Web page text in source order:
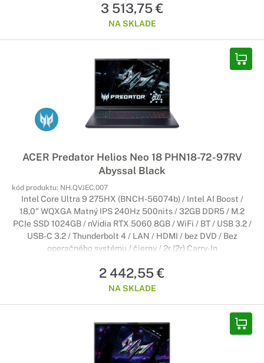
3 513,75 €
NA SKLADE
ACER Predator Helios Neo 18 PHN18-72-97RV
Abyssal Black
kód produktu: NH.QVJEC.007
Intel Core Ultra 9 275HX (BNCH-56074b) / Intel AI Boost /
18,0" WQXGA Matný IPS 240Hz 500nits / 32GB DDR5 / M.2
PCIe SSD 1024GB / nVidia RTX 5060 8GB / WiFi / BT / USB 3.2 /
USB-C 3.2 / Thunderbolt 4 / LAN / HDMI / bez DVD / Bez
operačného systému / čierny / 2r (2r) Carry-In
2 442,55 €
NA SKLADE